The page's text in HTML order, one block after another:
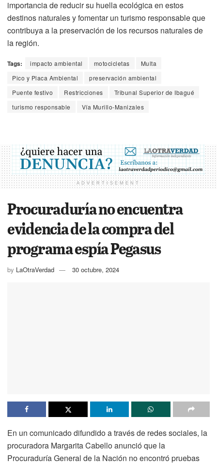
importancia de reducir su huella ecológica en estos
destinos naturales y fomentar un turismo responsable que
contribuya a la preservación de los recursos naturales de
la región.
Tags: impacto ambiental motocicletas
Multa
Pico y Placa Ambiental
preservación ambiental
Puente festivo
Restricciones
Tribunal Superior de Ibagué
turismo responsable
Vía Murillo-Manizales
ADVERTISEMENT
Procuraduría no encuentra
evidencia de la compra del
programa espía Pegasus
by LaOtraVerdad 30 octubre, 2024
En un comunicado difundido a través de redes sociales, la
procuradora Margarita Cabello anunció que la
Procuraduría General de la Nación no encontró pruebas